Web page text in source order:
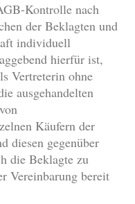
Kontrolle nach
der Beklagten und
individuell
hierfür ist,
Vertreterin ohne
ausgehandelten
Käufern der
diesen gegenüber
die Beklagte zu
Vereinbarung bereit